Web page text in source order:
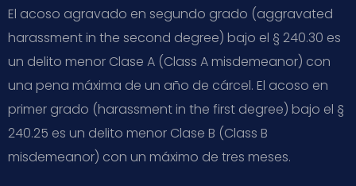
El acoso agravado en segundo grado (aggravated
harassment in the second degree) bajo el § 240.30 es
un delito menor Clase A (Class A misdemeanor) con
una pena máxima de un año de cárcel. El acoso en
primer grado (harassment in the first degree) bajo el §
240.25 es un delito menor Clase B (Class B
misdemeanor) con un máximo de tres meses.